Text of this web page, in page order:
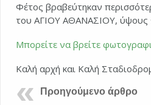
Φέτος βραβεύτηκαν
του ΑΓΙΟΥ ΑΘΑΝΑΣΙΟΥ, ύψους
Μπορείτε να βρείτε
Καλή αρχή και Καλή
Προηγούμενο άρθρο